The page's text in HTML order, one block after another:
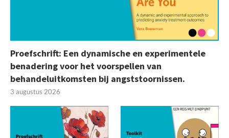
Proefschrift: Een dynamische en experimentele
benadering voor het voorspellen van
behandeluitkomsten bij angststoornissen.
3 augustus 2026